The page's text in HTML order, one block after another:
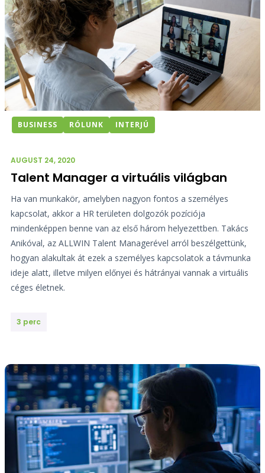
BUSINESS RÓLUNK INTERJÚ
AUGUST 24, 2020
Talent Manager a virtuális világban
Ha van munkakör, amelyben nagyon fontos a személyes
kapcsolat, akkor a HR területen dolgozók pozíciója
mindenképpen benne van az első három helyezettben. Takács
Anikóval, az ALLWIN Talent Managerével arról beszélgettünk,
hogyan alakultak át ezek a személyes kapcsolatok a távmunka
ideje alatt, illetve milyen előnyei és hátrányai vannak a virtuális
céges életnek.
3 perc